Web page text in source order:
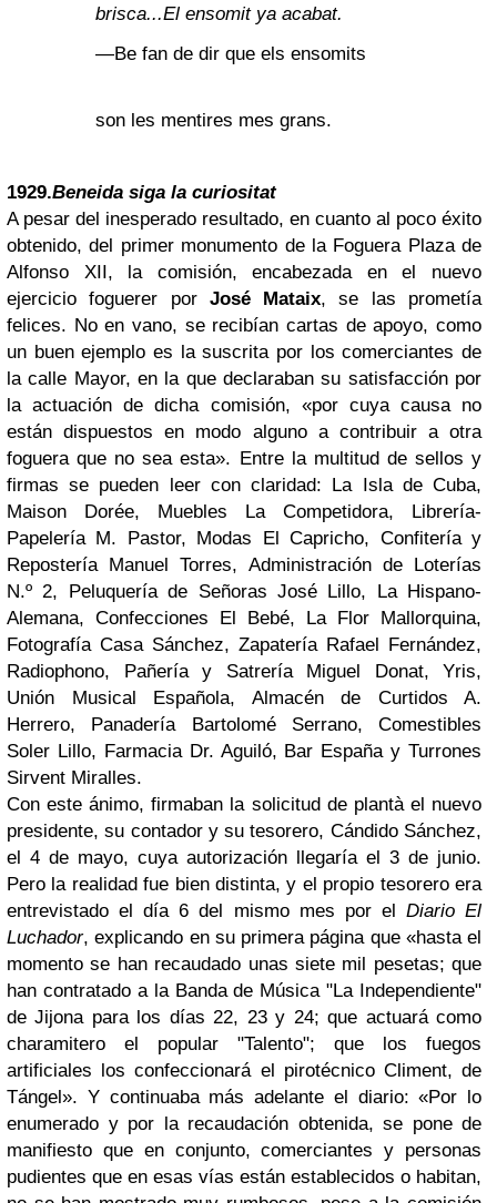
brisca...El ensomit ya acabat.
—Be fan de dir que els ensomits
son les mentires mes grans.
1929.Beneida siga la curiositat
A pesar del inesperado resultado, en cuanto al poco éxito
obtenido, del primer monumento de la Foguera Plaza de
Alfonso XII, la comisión, encabezada en el nuevo
ejercicio foguerer por José Mataix, se las prometía
felices. No en vano, se recibían cartas de apoyo, como
un buen ejemplo es la suscrita por los comerciantes de
la calle Mayor, en la que declaraban su satisfacción por
la actuación de dicha comisión, «por cuya causa no
están dispuestos en modo alguno a contribuir a otra
foguera que no sea esta». Entre la multitud de sellos y
firmas se pueden leer con claridad: La Isla de Cuba,
Maison Dorée, Muebles La Competidora, Librería-
Papelería M. Pastor, Modas El Capricho, Confitería y
Repostería Manuel Torres, Administración de Loterías
N.º 2, Peluquería de Señoras José Lillo, La Hispano-
Alemana, Confecciones El Bebé, La Flor Mallorquina,
Fotografía Casa Sánchez, Zapatería Rafael Fernández,
Radiophono, Pañería y Satrería Miguel Donat, Yris,
Unión Musical Española, Almacén de Curtidos A.
Herrero, Panadería Bartolomé Serrano, Comestibles
Soler Lillo, Farmacia Dr. Aguiló, Bar España y Turrones
Sirvent Miralles.
Con este ánimo, firmaban la solicitud de plantà el nuevo
presidente, su contador y su tesorero, Cándido Sánchez,
el 4 de mayo, cuya autorización llegaría el 3 de junio.
Pero la realidad fue bien distinta, y el propio tesorero era
entrevistado el día 6 del mismo mes por el Diario El
Luchador, explicando en su primera página que «hasta el
momento se han recaudado unas siete mil pesetas; que
han contratado a la Banda de Música "La Independiente"
de Jijona para los días 22, 23 y 24; que actuará como
charamitero el popular "Talento"; que los fuegos
artificiales los confeccionará el pirotécnico Climent, de
Tángel». Y continuaba más adelante el diario: «Por lo
enumerado y por la recaudación obtenida, se pone de
manifiesto que en conjunto, comerciantes y personas
pudientes que en esas vías están establecidos o habitan,